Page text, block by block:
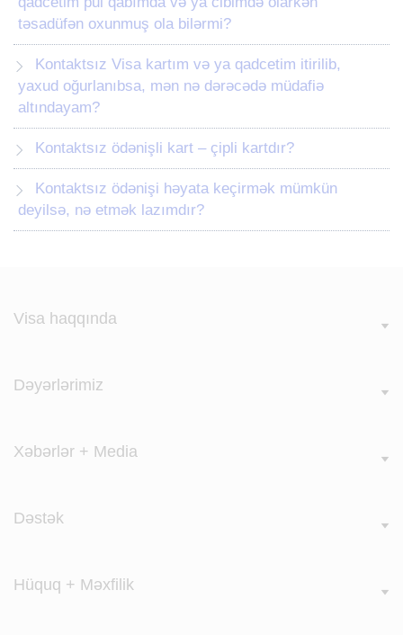
təsadüfən oxunmuş ola bilərmi?
yaxud oğurlanıbsa, mən nə dərəcədə müdafiə
altındayam?
Kontaktsız ödənişli kart – çipli kartdır?
deyilsə, nə etmək lazımdır?
Visa haqqında
Dəyərlərimiz
Xəbərlər + Media
Dəstək
Hüquq + Məxfilik